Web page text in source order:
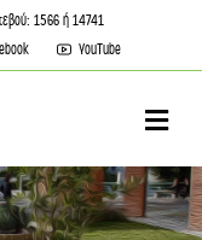
1566 ή 14741
YouTube